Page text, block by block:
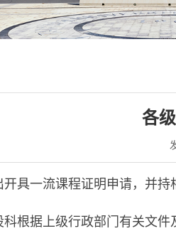
各
开具一流课程证明申请，并持
科根据上级行政部门有关文件